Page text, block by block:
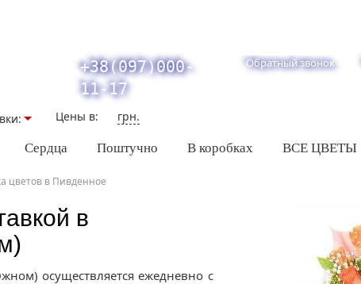
+38(097)000-
11-17
Обратный звонок
Цены в: грн.
Сердца Поштучно В коробках ВСЕ ЦВЕТЫ
цветов в Пивденное
в
осуществляется ежедневно с